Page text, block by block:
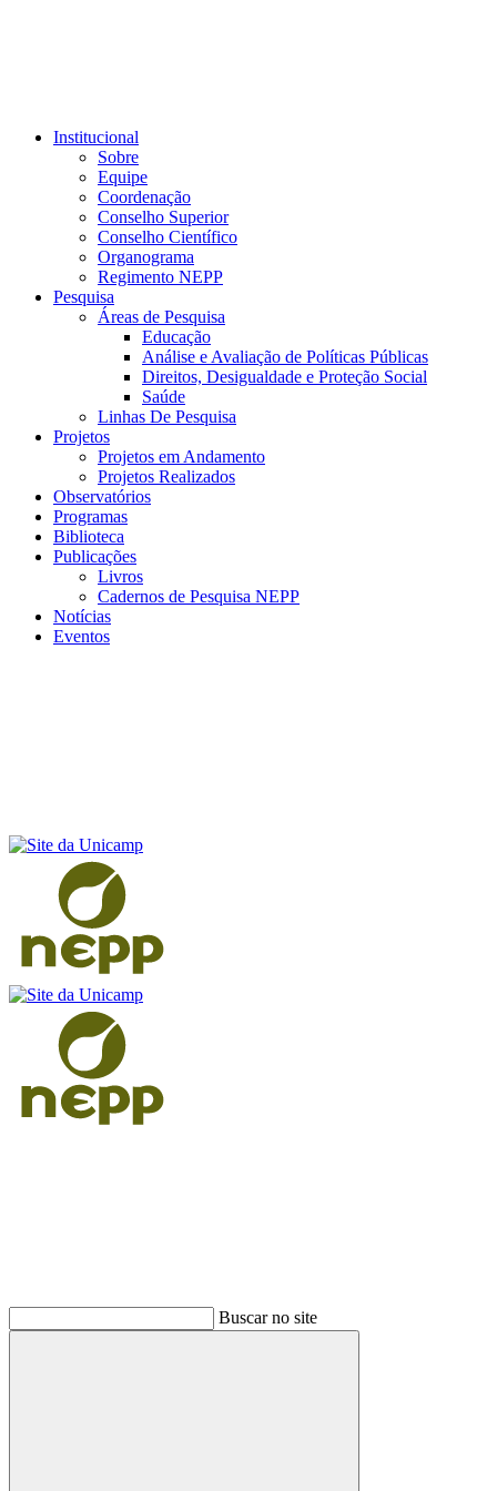
Institucional
Sobre
Equipe
Coordenação
Conselho Superior
Conselho Científico
Organograma
Regimento NEPP
Pesquisa
Áreas de Pesquisa
Educação
Análise e Avaliação de Políticas Públicas
Direitos, Desigualdade e Proteção Social
Saúde
Linhas De Pesquisa
Projetos
Projetos em Andamento
Projetos Realizados
Observatórios
Programas
Biblioteca
Publicações
Livros
Cadernos de Pesquisa NEPP
Notícias
Eventos
Buscar no site